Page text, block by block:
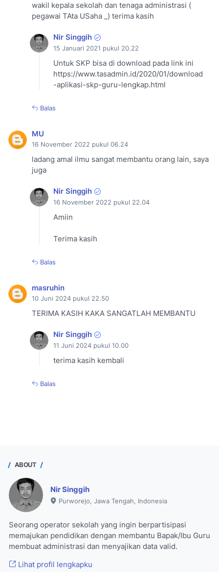
wakil kepala sekolah dan tenaga administrasi (
pegawai TAta USaha _) terima kasih
Nir Singgih
15 Januari 2021 pukul 20.22
Untuk SKP bisa di download pada link ini
https://www.tasadmin.id/2020/01/download
-aplikasi-skp-guru-lengkap.html
Balas
MU
16 November 2022 pukul 06.24
ladang amal ilmu sangat membantu orang lain, saya
juga
Nir Singgih
16 November 2022 pukul 22.04
Amiin
Terima kasih
Balas
masruhin
10 Juni 2024 pukul 22.50
TERIMA KASIH KAKA SANGATLAH MEMBANTU
Nir Singgih
11 Juni 2024 pukul 10.00
terima kasih kembali
Balas
ABOUT
Nir Singgih
Purworejo, Jawa Tengah, Indonesia
Seorang operator sekolah yang ingin berpartisipasi
memajukan pendidikan dengan membantu Bapak/Ibu Guru
membuat administrasi dan menyajikan data valid.
Lihat profil lengkapku